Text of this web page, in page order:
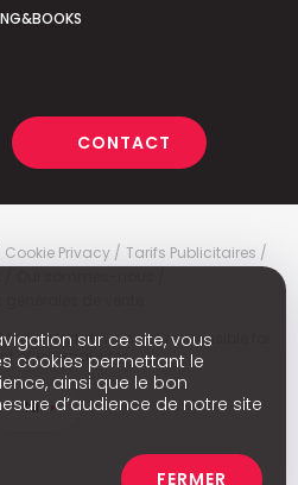
CONTACT
Cookie Privacy
Tarifs Publicitaires
Marketing is not responsible for
of external sites.
Nl
sur ce site, vous
cookies permettant le
ainsi que le bon
d’audience de notre site
FERMER